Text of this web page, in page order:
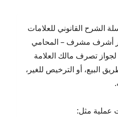
الشرح القانوني للعلامات
أشرف مشرف – المحامي
تصرف مالك العلامة
البيع، أو الترخيص للغير،
عملية مثل: